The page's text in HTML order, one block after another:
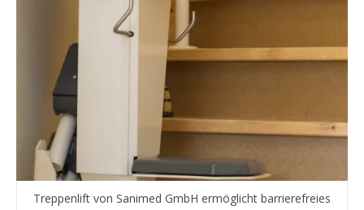
Treppenlift von Sanimed GmbH ermöglicht barrierefreies